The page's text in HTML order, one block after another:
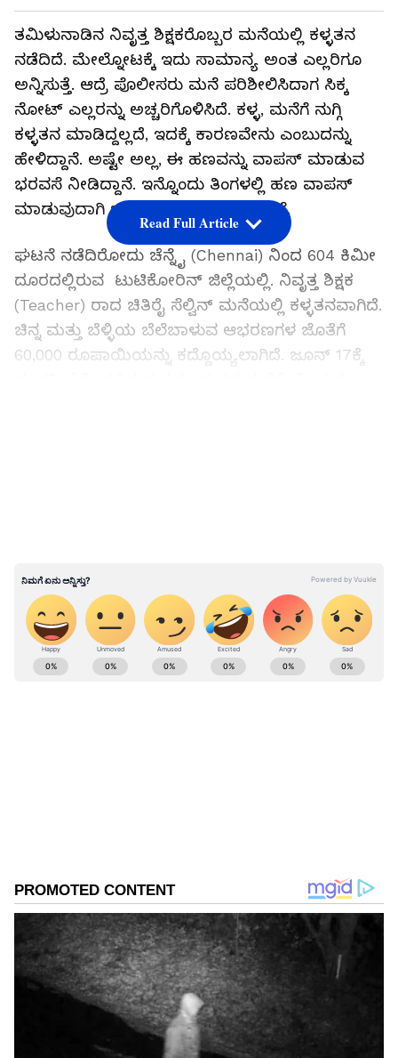
ತಮಿಳುನಾಡಿನ ನಿವೃತ್ತ ಶಿಕ್ಷಕರೊಬ್ಬರ ಮನೆಯಲ್ಲಿ ಕಳ್ಳತನ
ನಡೆದಿದೆ. ಮೇಲ್ನೋಟಕ್ಕೆ ಇದು ಸಾಮಾನ್ಯ ಅಂತ ಎಲ್ಲರಿಗೂ
ಅನ್ನಿಸುತ್ತೆ. ಆದ್ರೆ ಪೊಲೀಸರು ಮನೆ ಪರಿಶೀಲಿಸಿದಾಗ ಸಿಕ್ಕ
ನೋಟ್ ಎಲ್ಲರನ್ನು ಅಚ್ಚರಿಗೊಳಿಸಿದೆ. ಕಳ್ಳ, ಮನೆಗೆ ನುಗ್ಗಿ
ಕಳ್ಳತನ ಮಾಡಿದ್ದಲ್ಲದೆ, ಇದಕ್ಕೆ ಕಾರಣವೇನು ಎಂಬುದನ್ನು
ಹೇಳಿದ್ದಾನೆ. ಅಷ್ಟೇ ಅಲ್ಲ, ಈ ಹಣವನ್ನು ವಾಪಸ್ ಮಾಡುವ
ಭರವಸೆ ನೀಡಿದ್ದಾನೆ. ಇನ್ನೊಂದು ತಿಂಗಳಲ್ಲಿ ಹಣ ವಾಪಸ್
ಮಾಡುವುದಾಗಿ ಚೀಟಿ ಬರೆದಿಟ್ಟು ಹೋಗಿದ್ದಾನೆ.
ಘಟನೆ ನಡೆದಿರೋದು ಚೆನ್ನೈ (Chennai) ನಿಂದ 604 ಕಿಮೀ
ದೂರದಲ್ಲಿರುವ ಟುಟಿಕೋರಿನ್ ಜಿಲ್ಲೆಯಲ್ಲಿ. ನಿವೃತ್ತ ಶಿಕ್ಷಕ
(Teacher) ರಾದ ಚಿತಿರೈ ಸೆಲ್ವಿನ್ ಮನೆಯಲ್ಲಿ ಕಳ್ಳತನವಾಗಿದೆ.
ಚಿನ್ನ ಮತ್ತು ಬೆಳ್ಳಿಯ ಬೆಲೆಬಾಳುವ ಆಭರಣಗಳ ಜೊತೆಗೆ
60,000 ರೂಪಾಯಿಯನ್ನು ಕದ್ದೊಯ್ಯಲಾಗಿದೆ. ಜೂನ್ 17ಕ್ಕೆ
Read Full Article
ABOUT THE AUTHOR